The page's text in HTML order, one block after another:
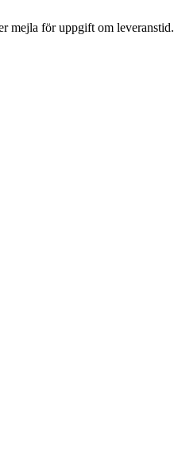
mejla för uppgift om leveranstid.